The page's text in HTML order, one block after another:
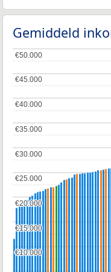
Gemiddeld
€10.000
€10.000
€15.000
€15.000
€20.000
€20.000
€25.000
€25.000
€30.000
€30.000
€35.000
€35.000
€40.000
€40.000
€45.000
€45.000
€50.000
€50.000